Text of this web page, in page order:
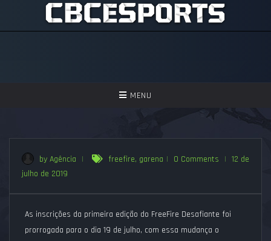
TOGGLE
MENU
ASSISTIR
PERGUNTAS FREQUENTES
by Agência | freefire, garena | 0 Comments | 12 de
julho de 2019
As inscrições da primeira edição do FreeFire Desafiante foi
prorrogada para o dia 19 de julho, com essa mudança o